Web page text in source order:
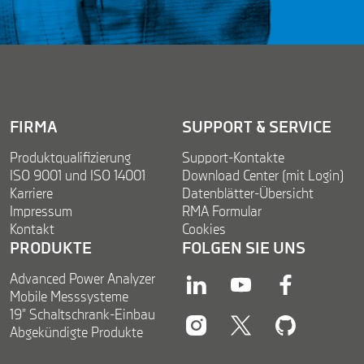
a
i
l
n
t
*
FIRMA
Produktqualifizierung
ISO 9001 und ISO 14001
Karriere
Impressum
Kontakt
SUPPORT & SERVICE
Support-Kontakte
Download Center (mit Login)
Datenblätter-Übersicht
RMA Formular
Cookies
PRODUKTE
Advanced Power Analyzer
Mobile Messsysteme
19” Schaltschrank-Einbau
Abgekündigte Produkte
FOLGEN SIE UNS
linkedinyoutubefacebook
instagramtwitter twitter